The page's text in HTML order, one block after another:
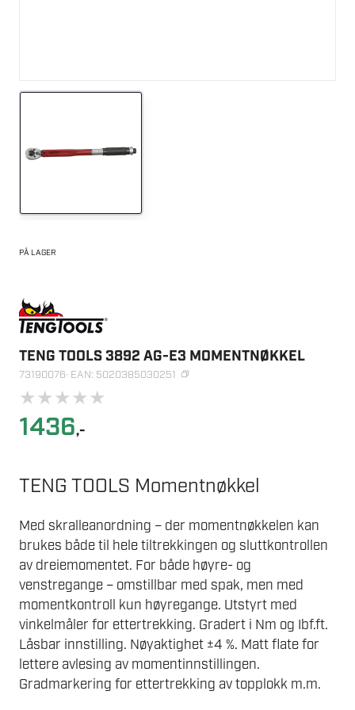
PÅ LAGER
TENG TOOLS 3892 AG-E3 MOMENTNØKKEL
73190076· EAN: 5020385030251
★★★★★
1436,-
TENG TOOLS Momentnøkkel
Med skralleanordning – der momentnøkkelen kan
brukes både til hele tiltrekkingen og sluttkontrollen
av dreiemomentet. For både høyre- og
venstregange – omstillbar med spak, men med
momentkontroll kun høyregange. Utstyrt med
vinkelmåler for ettertrekking. Gradert i Nm og Ibf.ft.
Låsbar innstilling. Nøyaktighet ±4 %. Matt flate for
lettere avlesing av momentinnstillingen.
Gradmarkering for ettertrekking av topplokk m.m.